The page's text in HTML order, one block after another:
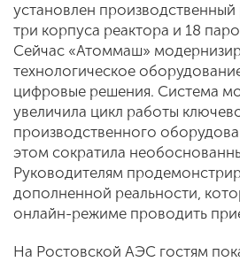
установлен
три корпуса реактора и 18
Сейчас «Атоммаш»
технологическое
цифровые решения. Система
увеличила цикл работы
производственного
этом сократила
Руководителям
дополненной реальности,
онлайн-режиме проводить
На Ростовской АЭС гостям